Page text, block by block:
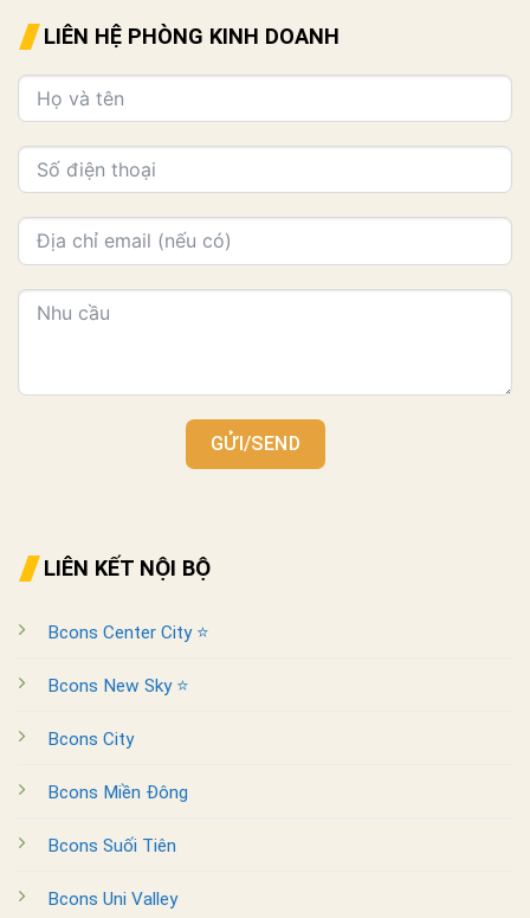
LIÊN HỆ PHÒNG KINH DOANH
GỬI/SEND
LIÊN KẾT NỘI BỘ
Bcons Center City ⭐
Bcons New Sky ⭐
Bcons City
Bcons Miền Đông
Bcons Suối Tiên
Bcons Uni Valley